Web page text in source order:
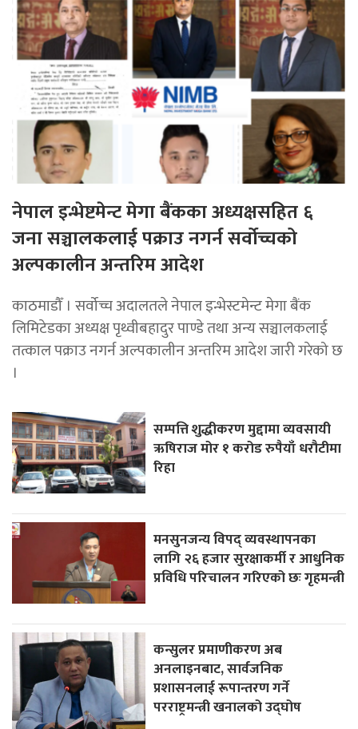
नेपाल इन्भेष्टमेन्ट मेगा बैंकका अध्यक्षसहित ६
जना सञ्चालकलाई पक्राउ नगर्न सर्वोच्चको
अल्पकालीन अन्तरिम आदेश
काठमाडौँ । सर्वोच्च अदालतले नेपाल इन्भेस्टमेन्ट मेगा बैंक
लिमिटेडका अध्यक्ष पृथ्वीबहादुर पाण्डे तथा अन्य सञ्चालकलाई
तत्काल पक्राउ नगर्न अल्पकालीन अन्तरिम आदेश जारी गरेको छ
।
सम्पत्ति शुद्धीकरण मुद्दामा व्यवसायी
ऋषिराज मोर १ करोड रुपैयाँ धरौटीमा
रिहा
मनसुनजन्य विपद् व्यवस्थापनका
लागि २६ हजार सुरक्षाकर्मी र आधुनिक
प्रविधि परिचालन गरिएको छः गृहमन्त्री
कन्सुलर प्रमाणीकरण अब
अनलाइनबाट, सार्वजनिक
प्रशासनलाई रूपान्तरण गर्ने
परराष्ट्रमन्त्री खनालको उद्घोष